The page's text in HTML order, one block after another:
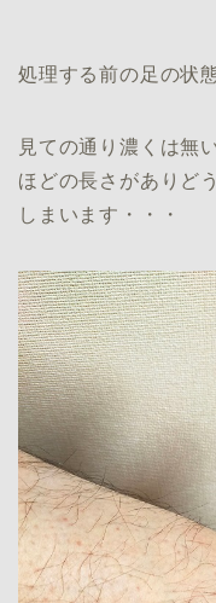
処理する前の足の状
見ての通り濃くは無
ほどの長さがありど
しまいます・・・